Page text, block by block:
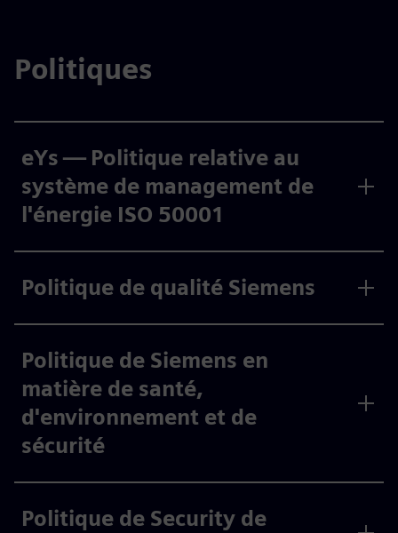
Politiques
eYs — Politique relative au
système de management de
l'énergie ISO 50001
Politique de qualité Siemens
Politique de Siemens en
matière de santé,
d'environnement et de
sécurité
Politique de Security de